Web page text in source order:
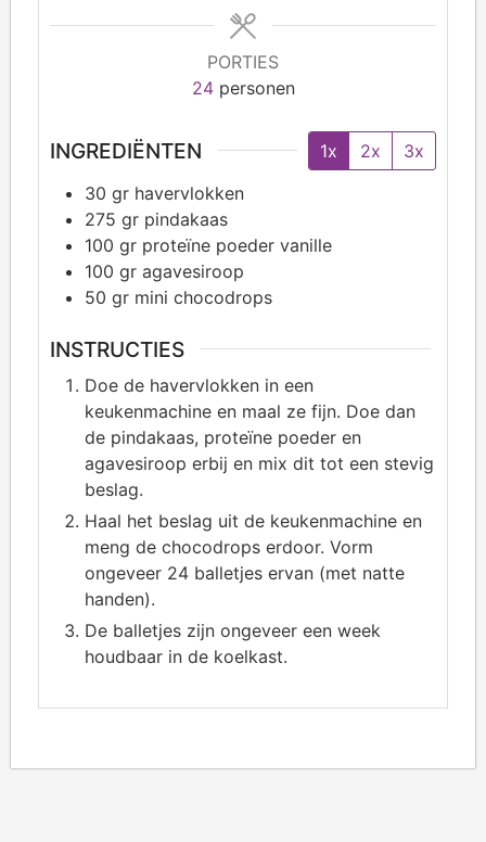
PORTIES
24 personen
INGREDIËNTEN 1x 2x
3x
30 gr havervlokken
275 gr pindakaas
100 gr proteïne poeder vanille
100 gr agavesiroop
50 gr mini chocodrops
INSTRUCTIES
Doe de havervlokken in een
keukenmachine en maal ze fijn. Doe dan
de pindakaas, proteïne poeder en
agavesiroop erbij en mix dit tot een stevig
beslag.
Haal het beslag uit de keukenmachine en
meng de chocodrops erdoor. Vorm
ongeveer 24 balletjes ervan (met natte
handen).
De balletjes zijn ongeveer een week
houdbaar in de koelkast.